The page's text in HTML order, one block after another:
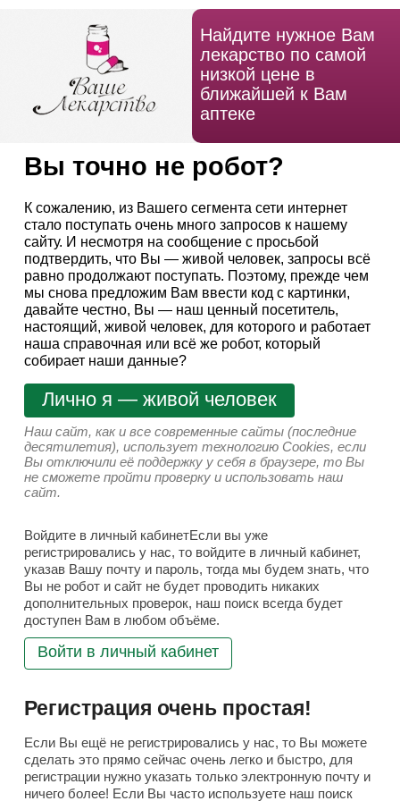
Найдите нужное Вам
лекарство по самой
низкой цене в
ближайшей к Вам
аптеке
Вы точно не робот?
К сожалению, из Вашего сегмента сети интернет
стало поступать очень много запросов к нашему
сайту. И несмотря на сообщение с просьбой
подтвердить, что Вы — живой человек, запросы всё
равно продолжают поступать. Поэтому, прежде чем
мы снова предложим Вам ввести код с картинки,
давайте честно, Вы — наш ценный посетитель,
настоящий, живой человек, для которого и работает
наша справочная или всё же робот, который
собирает наши данные?
Лично я — живой человек
Наш сайт, как и все современные сайты (последние
десятилетия), использует технологию Cookies, если
Вы отключили её поддержку у себя в браузере, то Вы
не сможете пройти проверку и использовать наш
сайт.
Войдите в личный кабинетЕсли вы уже
регистрировались у нас, то войдите в личный кабинет,
указав Вашу почту и пароль, тогда мы будем знать, что
Вы не робот и сайт не будет проводить никаких
дополнительных проверок, наш поиск всегда будет
доступен Вам в любом объёме.
Войти в личный кабинет
Регистрация очень простая!
Если Вы ещё не регистрировались у нас, то Вы можете
сделать это прямо сейчас очень легко и быстро, для
регистрации нужно указать только электронную почту и
ничего более! Если Вы часто используете наш поиск